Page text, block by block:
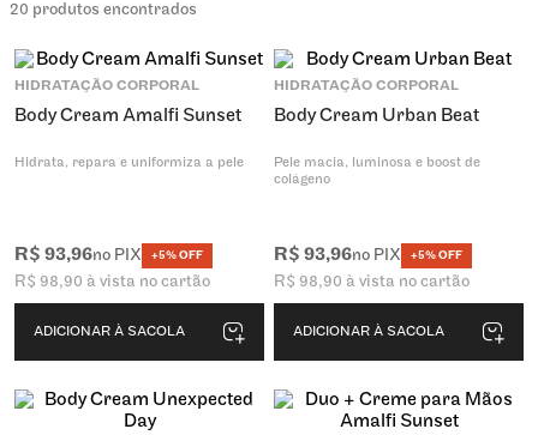
20 produtos encontrados
HIDRATAÇÃO CORPORAL
Body Cream Amalfi Sunset
Hidrata, repara e uniformiza a pele
R$ 93,96no PIX +5% OFF
R$ 98,90 à vista no cartão
ADICIONAR À SACOLA
HIDRATAÇÃO CORPORAL
Body Cream Urban Beat
Pele macia, luminosa e boost de
colágeno
R$ 93,96no PIX +5% OFF
R$ 98,90 à vista no cartão
ADICIONAR À SACOLA